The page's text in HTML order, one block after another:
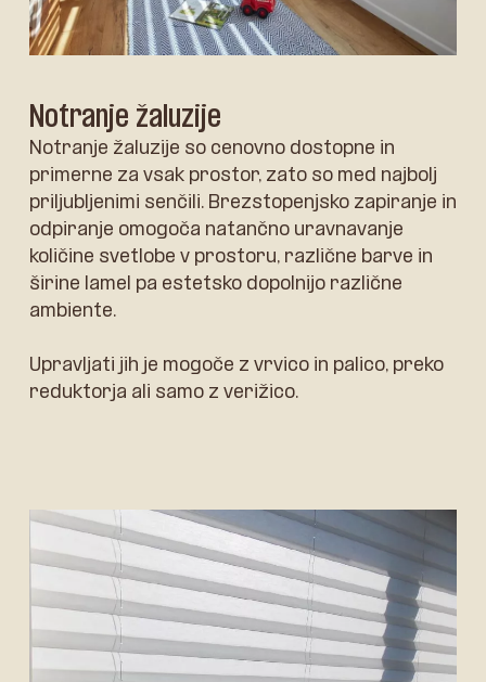
Notranje žaluzije
Notranje žaluzije so cenovno dostopne in
primerne za vsak prostor, zato so med najbolj
priljubljenimi senčili. Brezstopenjsko zapiranje in
odpiranje omogoča natančno uravnavanje
količine svetlobe v prostoru, različne barve in
širine lamel pa estetsko dopolnijo različne
ambiente.
Upravljati jih je mogoče z vrvico in palico, preko
reduktorja ali samo z verižico.